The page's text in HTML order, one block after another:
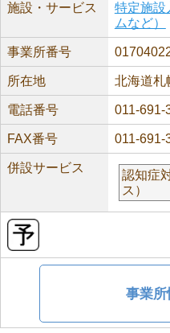
施設・サービス
特定施設
ムなど）
事業所番号
所在地 北海道札
電話番号 011-691-
FAX番号 011-691-
併設サービス
認知症
ス）
事業所